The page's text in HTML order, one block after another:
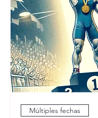
Múltiples fechas